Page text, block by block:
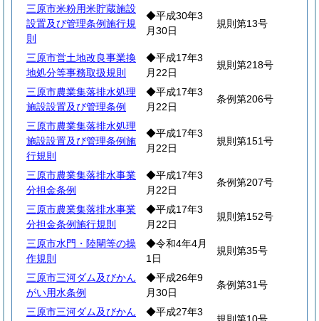
三原市米粉用米貯蔵施設
設置及び管理条例施行規
則
◆平成30年3
月30日
規則第13号
三原市営土地改良事業換
地処分等事務取扱規則
◆平成17年3
月22日
規則第218号
三原市農業集落排水処理
施設設置及び管理条例
◆平成17年3
月22日
条例第206号
三原市農業集落排水処理
施設設置及び管理条例施
行規則
◆平成17年3
月22日
規則第151号
三原市農業集落排水事業
分担金条例
◆平成17年3
月22日
条例第207号
三原市農業集落排水事業
分担金条例施行規則
◆平成17年3
月22日
規則第152号
三原市水門・陸閘等の操
作規則
◆令和4年4月
1日
規則第35号
三原市三河ダム及びかん
がい用水条例
◆平成26年9
月30日
条例第31号
三原市三河ダム及びかん ◆平成27年3